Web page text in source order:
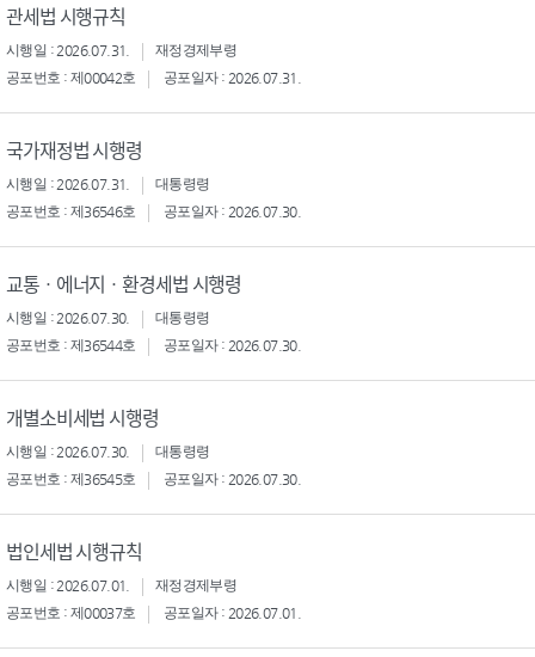
관세법 시행규칙
시행일 : 2026.07.31.
재정경제부령
공포번호 : 제00042호
공포일자 : 2026.07.31.
국가재정법 시행령
시행일 : 2026.07.31.
대통령령
공포번호 : 제36546호
공포일자 : 2026.07.30.
교통ㆍ에너지ㆍ환경세법 시행령
시행일 : 2026.07.30.
대통령령
공포번호 : 제36544호
공포일자 : 2026.07.30.
개별소비세법 시행령
시행일 : 2026.07.30.
대통령령
공포번호 : 제36545호
공포일자 : 2026.07.30.
법인세법 시행규칙
시행일 : 2026.07.01.
재정경제부령
공포번호 : 제00037호
공포일자 : 2026.07.01.